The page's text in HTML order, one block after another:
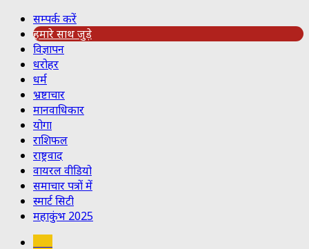
सम्पर्क करें
हमारे साथ जुड़े
विज्ञापन
धरोहर
धर्म
भ्रष्टाचार
मानवाधिकार
योगा
राशिफल
राष्ट्रवाद
वायरल वीडियो
समाचार पत्रों में
स्मार्ट सिटी
महाकुंभ 2025